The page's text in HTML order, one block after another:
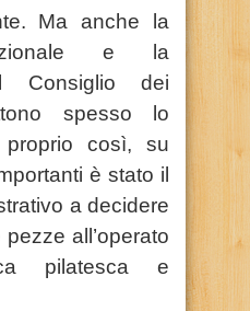
Ma anche la
e la
Consiglio dei
spesso lo
così, su
è stato il
a decidere
all’operato
pilatesca e